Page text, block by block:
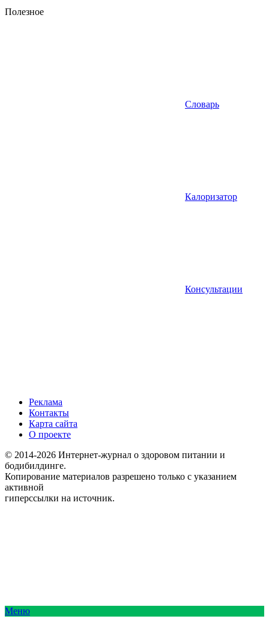
Полезное
Словарь
Калоризатор
Консультации
Реклама
Контакты
Карта сайта
О проекте
© 2014-2026 Интернет-журнал о здоровом питании и
бодибилдинге.
Копирование материалов разрешено только с указанием
активной
гиперссылки на источник.
Меню